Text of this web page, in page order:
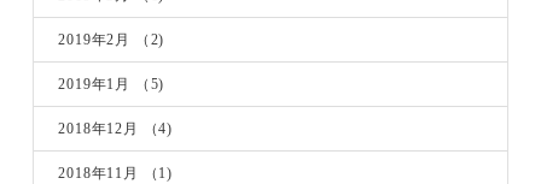
2019年2月 （2)
2019年1月 （5)
2018年12月 （4)
2018年11月 （1)